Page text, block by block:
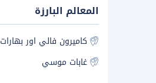
المعالم البارزة
غابات موسي